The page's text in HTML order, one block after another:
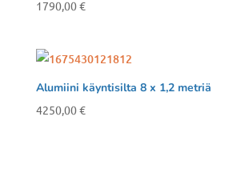
1790,00€
Alumiini käyntisilta 8 x 1,2 metriä
4250,00€